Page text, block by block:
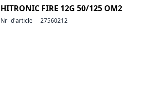
HITRONIC FIRE 12G 50/125 OM2
Nr- d'article 27560212